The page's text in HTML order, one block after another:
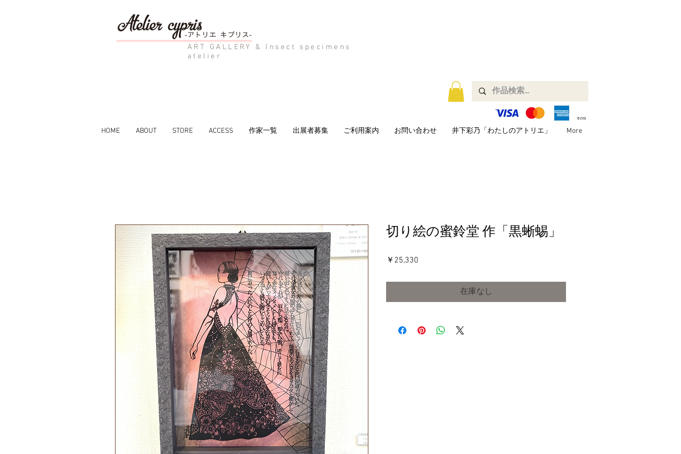
ART GALLERY & Insect specimens
atelier
HOME ABOUT STORE ACCESS 作家一覧 出展者募集 ご利用案内 お問い合わせ 井下彩乃「わたしのアトリエ」 More
切り絵の蜜鈴堂 作「黒蜥蜴」
￥25,330
在庫なし